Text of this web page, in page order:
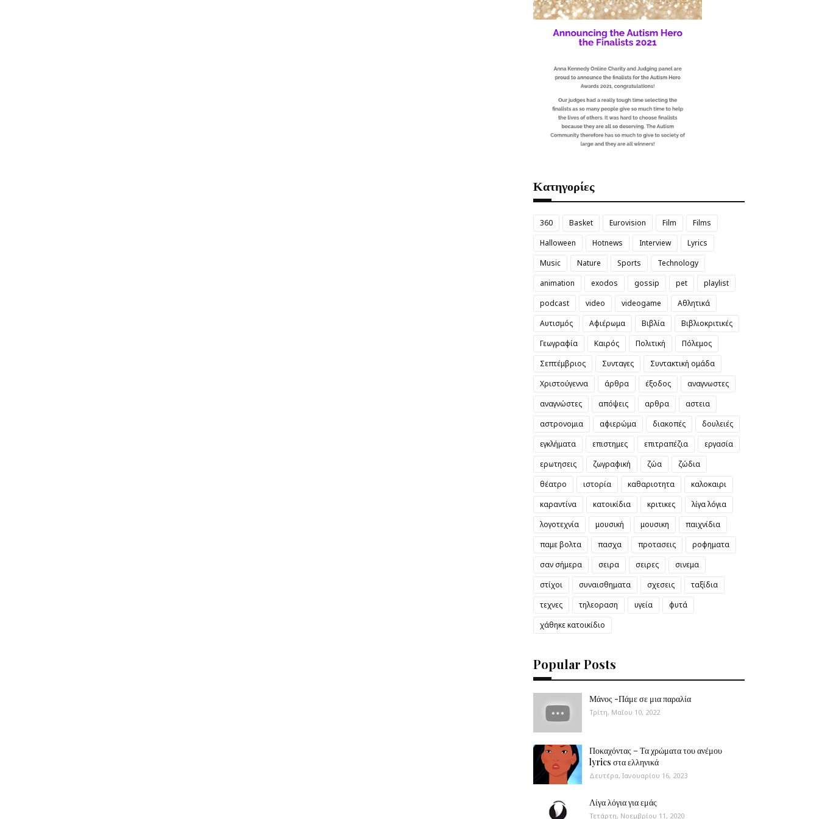
Κατηγορίες
360 Basket Eurovision Film
Films
Halloween
Hotnews Interview
Lyrics
Music
Nature Sports
Technology
animation
exodos gossip pet
playlist
podcast
video videogame
Αθλητικά
Αυτισμός
Αφιέρωμα Βιβλία
Βιβλιοκριτικές
Γεωγραφία
Καιρός Πολιτική
Πόλεμος
Σεπτέμβριος
Συνταγες
Συντακτική ομάδα
Χριστούγεννα
άρθρα έξοδος
αναγνωστες
αναγνώστες
απόψεις αρθρα
αστεια
αστρονομια
αφιερώμα διακοπές
δουλειές
εγκλήματα
επιστημες επιτραπέζια
εργασία
ερωτησεις
ζωγραφική ζώα
ζώδια
θέατρο
ιστορία καθαριοτητα
καλοκαιρι
καραντίνα
κατοικίδια κριτικες
λίγα λόγια
λογοτεχνία
μουσική μουσικη
παιχνίδια
παμε βολτα
πασχα προτασεις
ροφηματα
σαν σήμερα
σειρα σειρες
σινεμα
στίχοι
συναισθηματα σχεσεις
ταξίδια
τεχνες
τηλεοραση υγεία
φυτά
χάθηκε κατοικίδιο
Popular Posts
Μάνος -Πάμε σε μια παραλία
Τρίτη, Μαΐου 10, 2022
Ποκαχόντας – Τα χρώματα του ανέμου
lyrics στα ελληνικά
Δευτέρα, Ιανουαρίου 16, 2023
Λίγα λόγια για εμάς
Τετάρτη, Νοεμβρίου 11, 2020